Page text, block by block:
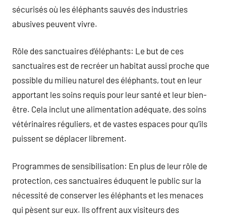
sécurisés où les éléphants sauvés des industries
abusives peuvent vivre.
Rôle des sanctuaires d’éléphants: Le but de ces
sanctuaires est de recréer un habitat aussi proche que
possible du milieu naturel des éléphants, tout en leur
apportant les soins requis pour leur santé et leur bien-
être. Cela inclut une alimentation adéquate, des soins
vétérinaires réguliers, et de vastes espaces pour qu’ils
puissent se déplacer librement.
Programmes de sensibilisation: En plus de leur rôle de
protection, ces sanctuaires éduquent le public sur la
nécessité de conserver les éléphants et les menaces
qui pèsent sur eux. Ils offrent aux visiteurs des